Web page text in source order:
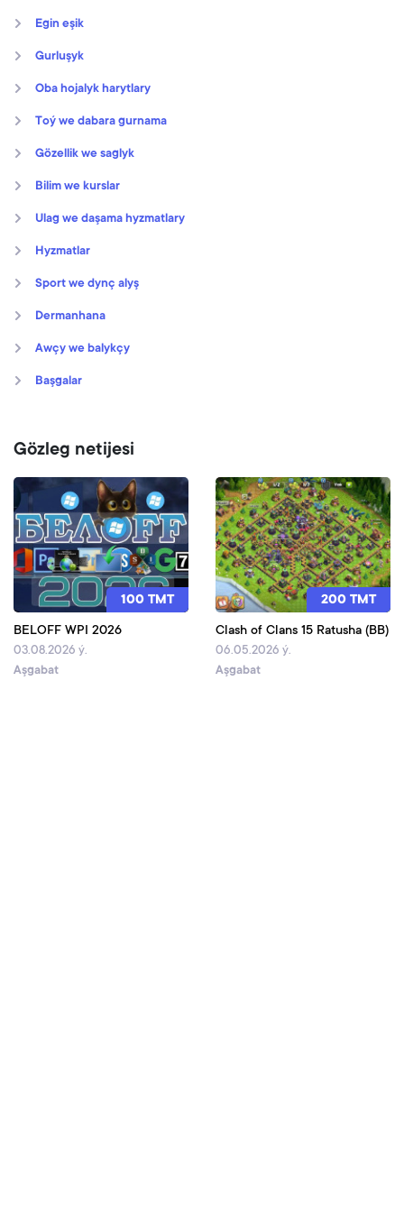
Egin eşik
Gurluşyk
Oba hojalyk harytlary
Toý we dabara gurnama
Gözellik we saglyk
Bilim we kurslar
Ulag we daşama hyzmatlary
Hyzmatlar
Sport we dynç alyş
Dermanhana
Awçy we balykçy
Başgalar
Gözleg netijesi
100 TMT
BELOFF WPI 2026
03.08.2026 ý.
Aşgabat
200 TMT
Clash of Clans 15 Ratusha (BB)
06.05.2026 ý.
Aşgabat